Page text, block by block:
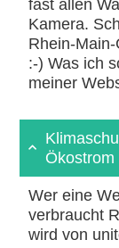
fast allen
Kamera.
Rhein-
:-) Was ich
meiner
Ökostrom
Wer eine
verbraucht
wird von